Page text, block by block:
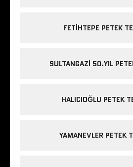
FETIHTEPE PETEK
SULTANGAZI 50.YIL
HALICIOĞLU PETEK
YAMANEVLER PETEK